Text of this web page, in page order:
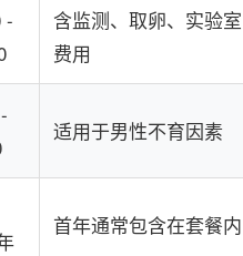
-
含监测、取卵、实验室
费用
适用于男性不育因素
首年通常包含在套餐内